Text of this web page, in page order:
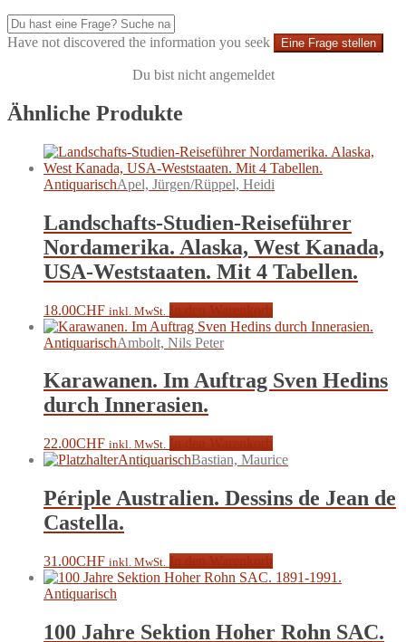
Have not discovered the information you seek Eine Frage stellen
Du bist nicht angemeldet
Ähnliche Produkte
AntiquarischApel, Jürgen/Rüppel, Heidi
Landschafts-Studien-Reiseführer
Nordamerika. Alaska, West Kanada,
USA-Weststaaten. Mit 4 Tabellen.
18.00CHF inkl. MwSt.
AntiquarischAmbolt, Nils Peter
Karawanen. Im Auftrag Sven Hedins
durch Innerasien.
22.00CHF inkl. MwSt.
AntiquarischBastian, Maurice
Périple Australien. Dessins de Jean de
Castella.
31.00CHF inkl. MwSt.
Antiquarisch
100 Jahre Sektion Hoher Rohn SAC.